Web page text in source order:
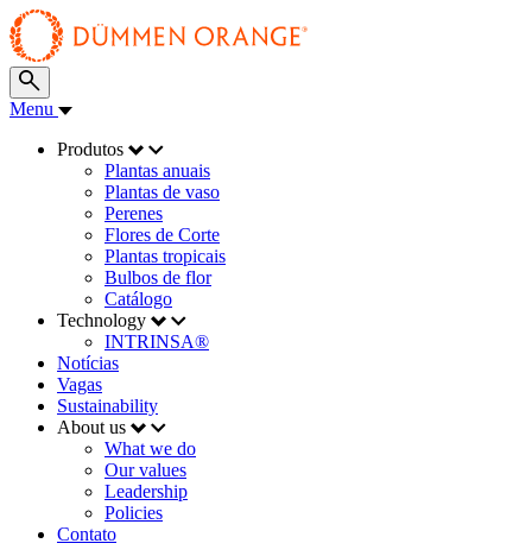
Menu
Produtos
Plantas anuais
Plantas de vaso
Perenes
Flores de Corte
Plantas tropicais
Bulbos de flor
Catálogo
Technology
INTRINSA®
Notícias
Vagas
Sustainability
About us
What we do
Our values
Leadership
Policies
Contato